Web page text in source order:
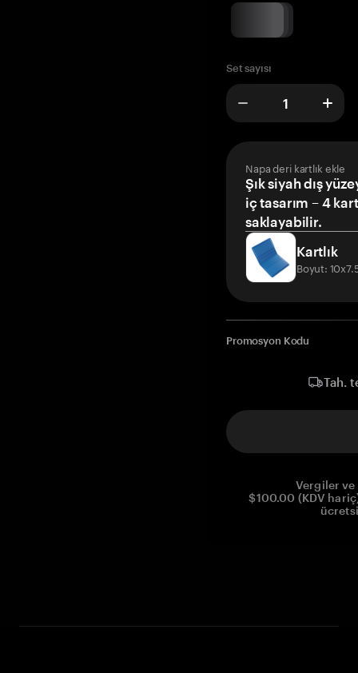
Set sayısı
Napa deri kartlık ekle
Şık siyah dış
iç tasarım – 4
saklayabilir.
Kartlık
Boyut:
Promosyon Kodu
Tah.
Vergiler
$100.00 (KDV